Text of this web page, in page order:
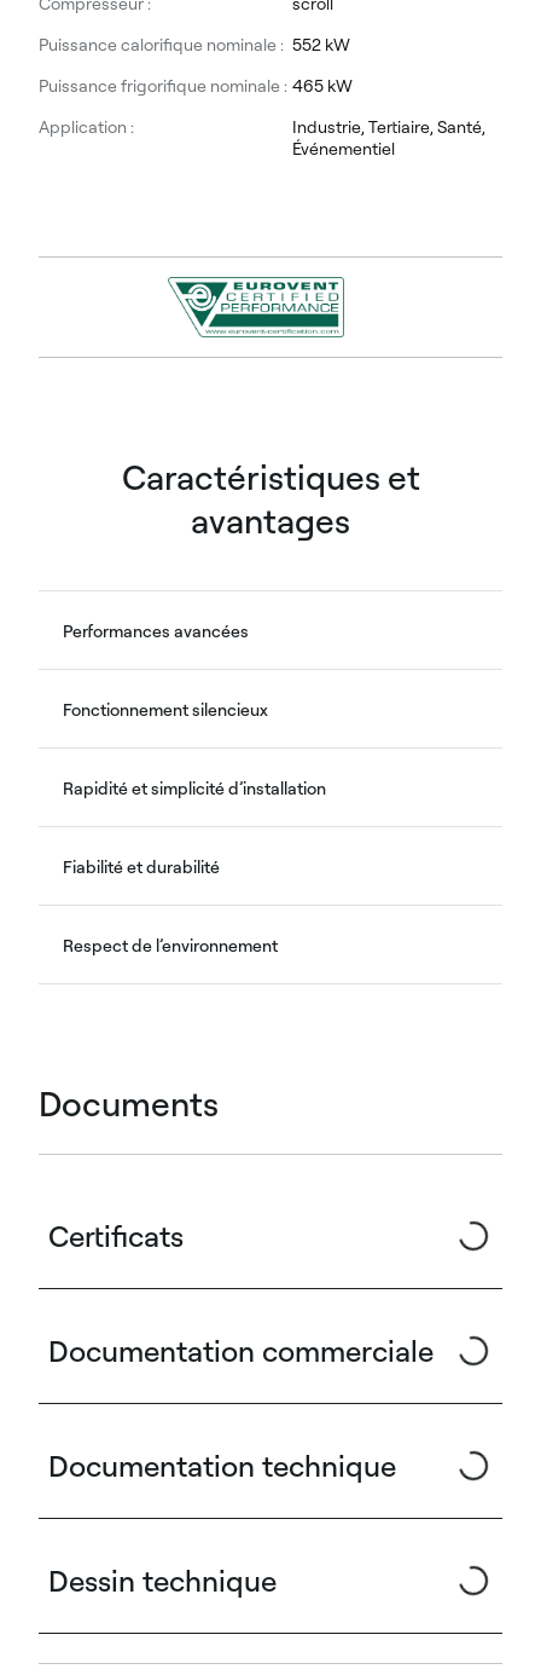
Puissance calorifique nominale : 552 kW
Puissance frigorifique nominale : 465 kW
Application :
Industrie, Tertiaire, Santé,
Événementiel
Caractéristiques et
avantages
Performances avancées
Fonctionnement silencieux
Rapidité et simplicité d’installation
Fiabilité et durabilité
Respect de l’environnement
Documents
Certificats
Documentation commerciale
Documentation technique
Dessin technique